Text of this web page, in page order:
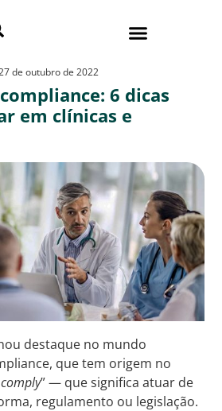
de outubro de 2022
6 dicas
em clínicas e
destaque no mundo
que tem origem no
” — que significa atuar de
regulamento ou legislação.